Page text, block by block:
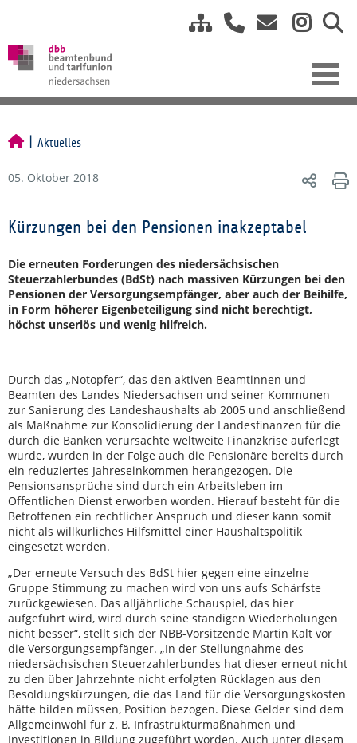
Aktuelles
05. Oktober 2018
Kürzungen bei den Pensionen inakzeptabel
Die erneuten Forderungen des niedersächsischen
Steuerzahlerbundes (BdSt) nach massiven Kürzungen bei den
Pensionen der Versorgungsempfänger, aber auch der Beihilfe,
in Form höherer Eigenbeteiligung sind nicht berechtigt,
höchst unseriös und wenig hilfreich.
Durch das „Notopfer“, das den aktiven Beamtinnen und
Beamten des Landes Niedersachsen und seiner Kommunen
zur Sanierung des Landeshaushalts ab 2005 und anschließend
als Maßnahme zur Konsolidierung der Landesfinanzen für die
durch die Banken verursachte weltweite Finanzkrise auferlegt
wurde, wurden in der Folge auch die Pensionäre bereits durch
ein reduziertes Jahreseinkommen herangezogen. Die
Pensionsansprüche sind durch ein Arbeitsleben im
Öffentlichen Dienst erworben worden. Hierauf besteht für die
Betroffenen ein rechtlicher Anspruch und dieser kann somit
nicht als willkürliches Hilfsmittel einer Haushaltspolitik
eingesetzt werden.
„Der erneute Versuch des BdSt hier gegen eine einzelne
Gruppe Stimmung zu machen wird von uns aufs Schärfste
zurückgewiesen. Das alljährliche Schauspiel, das hier
aufgeführt wird, wird durch seine ständigen Wiederholungen
nicht besser“, stellt sich der NBB-Vorsitzende Martin Kalt vor
die Versorgungsempfänger. „In der Stellungnahme des
niedersächsischen Steuerzahlerbundes hat dieser erneut nicht
zu den über Jahrzehnte nicht erfolgten Rücklagen aus den
Besoldungskürzungen, die das Land für die Versorgungskosten
hätte bilden müssen, Position bezogen. Diese Gelder sind dem
Allgemeinwohl für z. B. Infrastrukturmaßnahmen und
Investitionen in Bildung zugeführt worden. Auch unter diesem